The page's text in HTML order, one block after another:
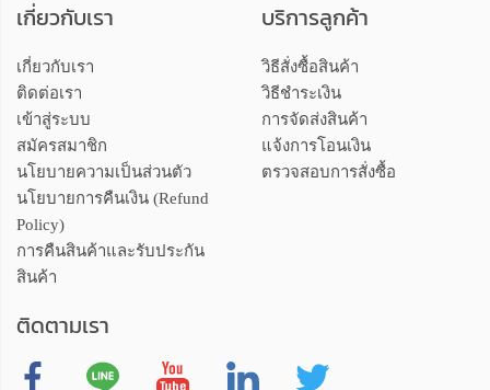
เกี่ยวกับเรา
เกี่ยวกับเรา
ติดต่อเรา
เข้าสู่ระบบ
สมัครสมาชิก
นโยบายความเป็นส่วนตัว
นโยบายการคืนเงิน (Refund
Policy)
การคืนสินค้าและรับประกัน
สินค้า
บริการลูกค้า
วิธีสั่งซื้อสินค้า
วิธีชำระเงิน
การจัดส่งสินค้า
แจ้งการโอนเงิน
ตรวจสอบการสั่งซื้อ
ติดตามเรา